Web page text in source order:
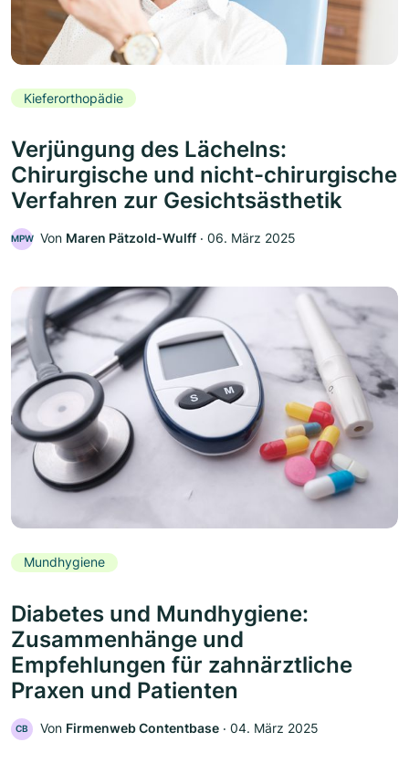
Kieferorthopädie
Verjüngung des Lächelns:
Chirurgische und nicht-chirurgische
Verfahren zur Gesichtsästhetik
MPW Von Maren Pätzold-Wulff ‧ 06. März 2025
Mundhygiene
Diabetes und Mundhygiene:
Zusammenhänge und
Empfehlungen für zahnärztliche
Praxen und Patienten
CB Von Firmenweb Contentbase ‧ 04. März 2025